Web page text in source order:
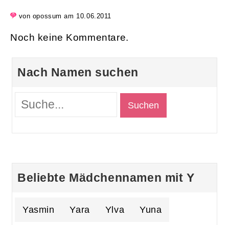
von opossum am 10.06.2011
Noch keine Kommentare.
Nach Namen suchen
Beliebte Mädchennamen mit Y
Yasmin Yara Ylva Yuna